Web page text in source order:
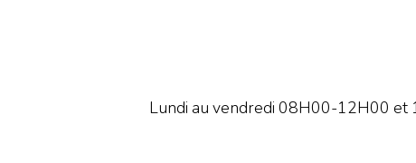
Lundi au vendredi 08H00-12H00